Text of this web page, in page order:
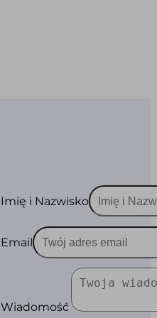
Imię i Nazwisko
Email
Wiadomość